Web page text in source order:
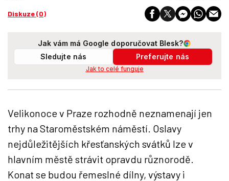
Diskuze (0)
Jak vám má Google doporučovat Blesk?
Sledujte nás
Preferujte nás
Jak to celé funguje
Velikonoce v Praze rozhodně neznamenají jen
trhy na Staroměstském náměstí. Oslavy
nejdůležitějších křesťanských svátků lze v
hlavním městě strávit opravdu různorodě.
Konat se budou řemeslné dílny, výstavy i